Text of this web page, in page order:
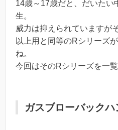
14歳～17歳だと、だいたい
生。
威力は抑えられていますが
以上用と同等のRシリーズ
ね。
今回はそのRシリーズを一
ガスブローバックハ